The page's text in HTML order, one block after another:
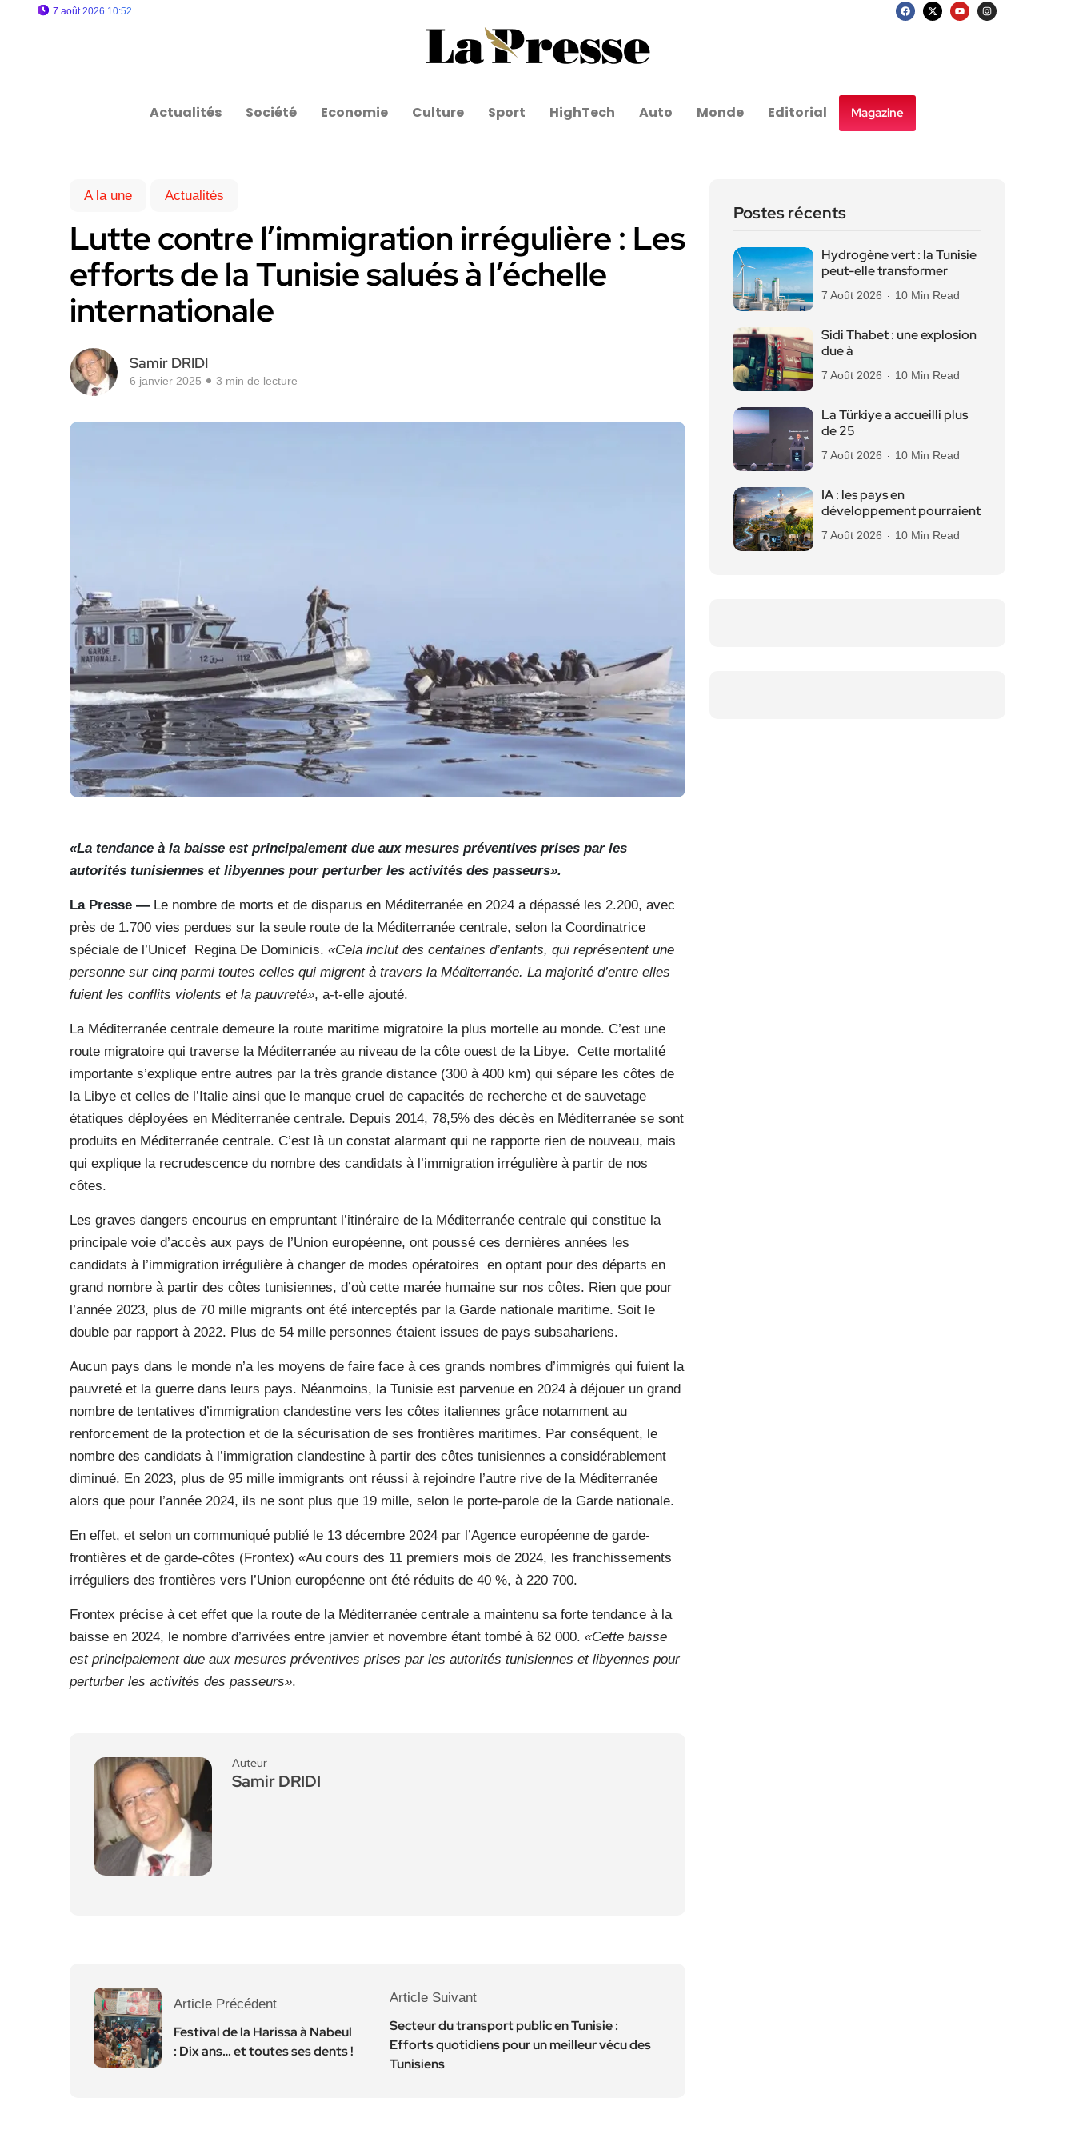
7 août 2026 10:52
Actualités Société Economie Culture Sport HighTech Auto Monde Editorial Magazine
A la une Actualités
Lutte contre l’immigration irrégulière : Les
efforts de la Tunisie salués à l’échelle
internationale
Samir DRIDI
6 janvier 2025 3 min de lecture
«La tendance à la baisse est principalement due aux mesures préventives prises par les
autorités tunisiennes et libyennes pour perturber les activités des passeurs».
La Presse — Le nombre de morts et de disparus en Méditerranée en 2024 a dépassé les 2.200, avec
près de 1.700 vies perdues sur la seule route de la Méditerranée centrale, selon la Coordinatrice
spéciale de l’Unicef Regina De Dominicis. «Cela inclut des centaines d’enfants, qui représentent une
personne sur cinq parmi toutes celles qui migrent à travers la Méditerranée. La majorité d’entre elles
fuient les conflits violents et la pauvreté», a-t-elle ajouté.
La Méditerranée centrale demeure la route maritime migratoire la plus mortelle au monde. C’est une
route migratoire qui traverse la Méditerranée au niveau de la côte ouest de la Libye.
Cette mortalité
importante s’explique entre autres par la très grande distance (300 à 400 km) qui sépare les côtes de
la Libye et celles de l’Italie ainsi que le manque cruel de capacités de recherche et de sauvetage
étatiques déployées en Méditerranée centrale. Depuis 2014, 78,5% des décès en Méditerranée se sont
produits en Méditerranée centrale. C’est là un constat alarmant qui ne rapporte rien de nouveau, mais
qui explique la recrudescence du nombre des candidats à l’immigration irrégulière à partir de nos
côtes.
Les graves dangers encourus en empruntant l’itinéraire de la Méditerranée centrale qui constitue la
principale voie d’accès aux pays de l’Union européenne, ont poussé ces dernières années les
candidats à l’immigration irrégulière à changer de modes opératoires en optant pour des départs en
grand nombre à partir des côtes tunisiennes, d’où cette marée humaine sur nos côtes. Rien que pour
l’année 2023, plus de 70 mille migrants ont été interceptés par la Garde nationale maritime. Soit le
double par rapport à 2022. Plus de 54 mille personnes étaient issues de pays subsahariens.
Aucun pays dans le monde n’a les moyens de faire face à ces grands nombres d’immigrés qui fuient la
pauvreté et la guerre dans leurs pays. Néanmoins, la Tunisie est parvenue en 2024 à déjouer un grand
nombre de tentatives d’immigration clandestine vers les côtes italiennes grâce notamment au
renforcement de la protection et de la sécurisation de ses frontières maritimes. Par conséquent, le
nombre des candidats à l’immigration clandestine à partir des côtes tunisiennes a considérablement
diminué. En 2023, plus de 95 mille immigrants ont réussi à rejoindre l’autre rive de la Méditerranée
alors que pour l’année 2024, ils ne sont plus que 19 mille, selon le porte-parole de la Garde nationale.
En effet, et selon un communiqué publié le 13 décembre 2024 par l’Agence européenne de garde-
frontières et de garde-côtes (Frontex) «Au cours des 11 premiers mois de 2024, les franchissements
irréguliers des frontières vers l’Union européenne ont été réduits de 40 %, à 220 700.
Frontex précise à cet effet que la route de la Méditerranée centrale a maintenu sa forte tendance à la
baisse en 2024, le nombre d’arrivées entre janvier et novembre étant tombé à 62 000. «Cette baisse
est principalement due aux mesures préventives prises par les autorités tunisiennes et libyennes pour
perturber les activités des passeurs».
Auteur
Samir DRIDI
Article Précédent
Festival de la Harissa à Nabeul
: Dix ans… et toutes ses dents !
Article Suivant
Secteur du transport public en Tunisie :
Efforts quotidiens pour un meilleur vécu des
Tunisiens
Postes récents
Hydrogène vert : la Tunisie
peut-elle transformer
7 Août 2026 10 Min Read
Sidi Thabet : une explosion
due à
7 Août 2026 10 Min Read
La Türkiye a accueilli plus
de 25
7 Août 2026 10 Min Read
IA : les pays en
développement pourraient
7 Août 2026 10 Min Read